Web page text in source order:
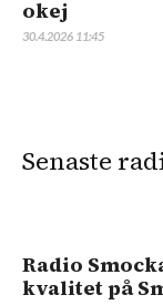
okej
30.4.2026 11:45
Senaste
Radio
kvalitet på